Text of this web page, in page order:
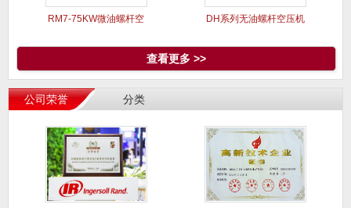
RM7-75KW微油螺杆空 DH系列无油螺杆空压机
查看更多 >>
公司荣誉 分类